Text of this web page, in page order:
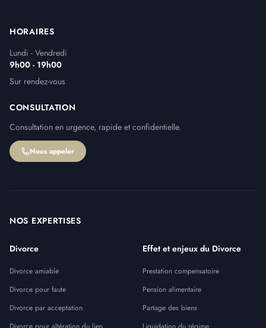
HORAIRES
Lundi - Vendredi
9h00 - 19h00
Sur rendez-vous
CONSULTATION
Consultation en urgence, rapide et confidentielle.
Nous appeler
NOS EXPERTISES
Divorce
Divorce amiable
Divorce pour faute
Divorce par acceptation
Effet et enjeux du Divorce
Prestation compensatoire
Pension alimentaire
Partage des biens